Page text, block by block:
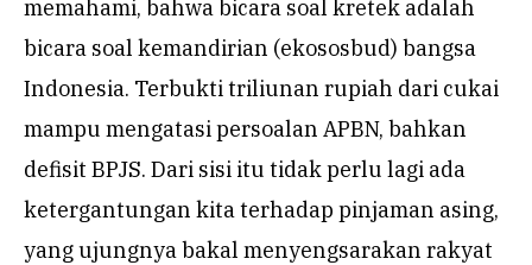
memahami, bahwa bicara soal kretek adalah
bicara soal kemandirian (ekososbud) bangsa
Indonesia. Terbukti triliunan rupiah dari cukai
mampu mengatasi persoalan APBN, bahkan
defisit BPJS. Dari sisi itu tidak perlu lagi ada
ketergantungan kita terhadap pinjaman asing,
yang ujungnya bakal menyengsarakan rakyat